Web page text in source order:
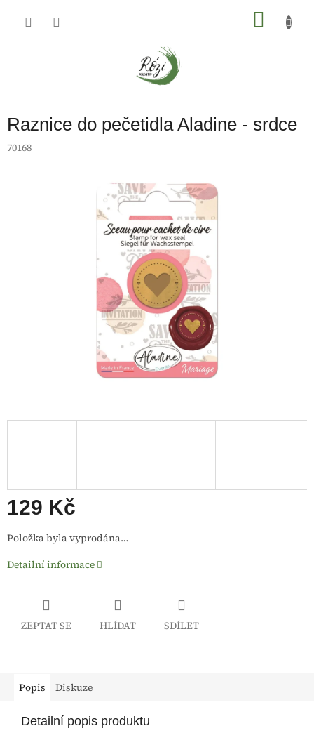
Raznice do pečetidla Aladine - srdce
70168
129 Kč
Měrná
cena:
Položka byla vyprodána…
Detailní informace
ZEPTAT SE HLÍDAT SDÍLET
Popis Diskuze
Detailní popis produktu